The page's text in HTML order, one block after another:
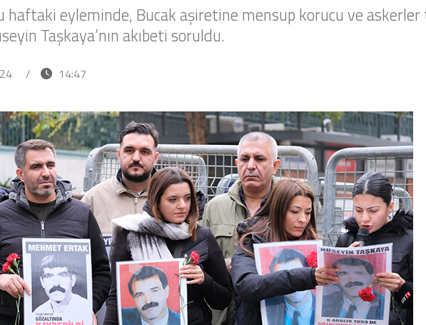
eyleminde, Bucak aşiretine mensup korucu ve askerler
Taşkaya’nın akıbeti soruldu.
/ 14:47